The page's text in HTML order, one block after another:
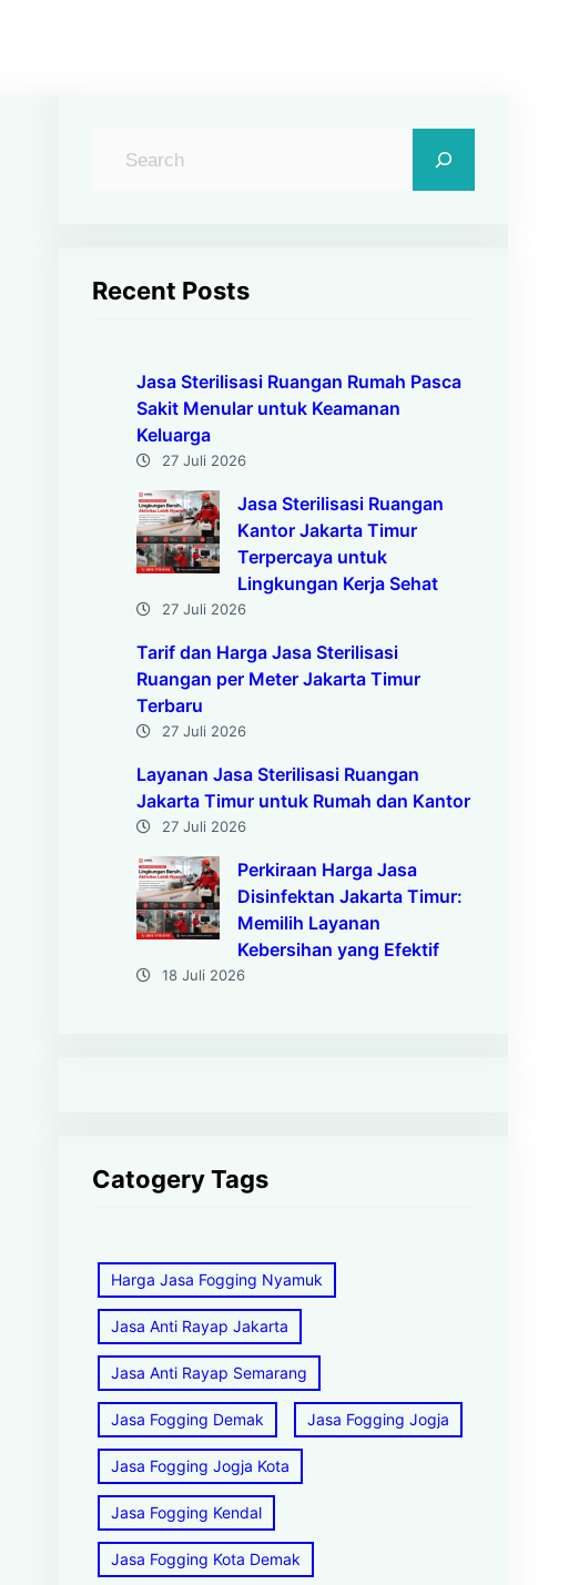
Recent Posts
Jasa Sterilisasi Ruangan Rumah Pasca
Sakit Menular untuk Keamanan
Keluarga
27 Juli 2026
Jasa Sterilisasi Ruangan
Kantor Jakarta Timur
Terpercaya untuk
Lingkungan Kerja Sehat
27 Juli 2026
Tarif dan Harga Jasa Sterilisasi
Ruangan per Meter Jakarta Timur
Terbaru
27 Juli 2026
Layanan Jasa Sterilisasi Ruangan
Jakarta Timur untuk Rumah dan Kantor
27 Juli 2026
Perkiraan Harga Jasa
Disinfektan Jakarta Timur:
Memilih Layanan
Kebersihan yang Efektif
18 Juli 2026
Catogery Tags
Harga Jasa Fogging Nyamuk
Jasa Anti Rayap Jakarta
Jasa Anti Rayap Semarang
Jasa Fogging Demak Jasa Fogging Jogja
Jasa Fogging Jogja Kota
Jasa Fogging Kendal
Jasa Fogging Kota Demak